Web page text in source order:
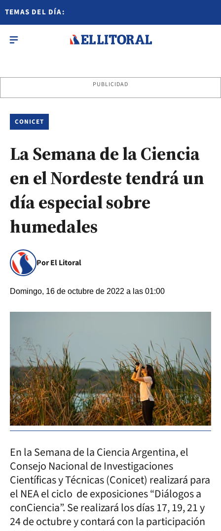
TEMAS DEL DÍA:
PUBLICIDAD
CONICET
La Semana de la Ciencia
en el Nordeste tendrá un
día especial sobre
humedales
Por El Litoral
Domingo, 16 de octubre de 2022 a las 01:00
En la Semana de la Ciencia Argentina, el
Consejo Nacional de Investigaciones
Científicas y Técnicas (Conicet) realizará para
el NEA el ciclo de exposiciones “Diálogos a
conCiencia”. Se realizará los días 17, 19, 21 y
24 de octubre y contará con la participación